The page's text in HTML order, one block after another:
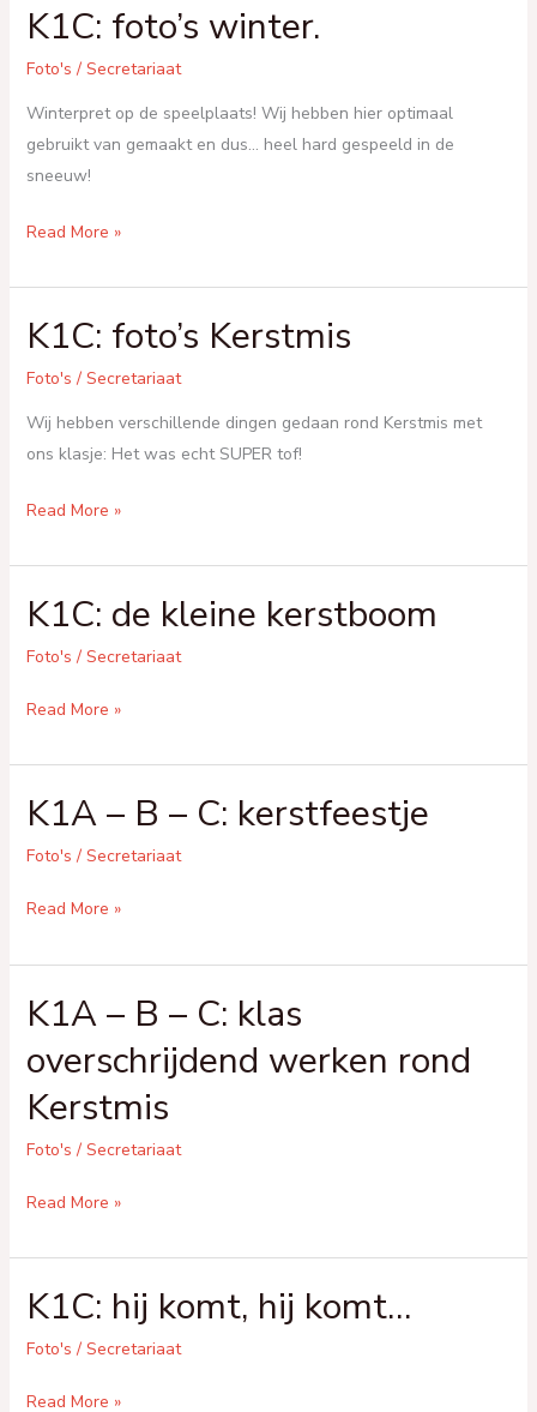
mij
niet
zo
lekker.
K1C: foto’s winter.
Foto's / Secretariaat
Winterpret op de speelplaats! Wij hebben hier optimaal
gebruikt van gemaakt en dus… heel hard gespeeld in de
sneeuw!
K1C:
winter.
Read More »
K1C: foto’s Kerstmis
Foto's / Secretariaat
Wij hebben verschillende dingen gedaan rond Kerstmis met
ons klasje: Het was echt SUPER tof!
K1C:
Kerstmis
Read More »
K1C: de kleine kerstboom
Foto's / Secretariaat
K1C:
kleine
kerstboom
Read More »
K1A – B – C: kerstfeestje
Foto's / Secretariaat
K1A
B
–
C:
kerstfeestje
Read More »
K1A – B – C: klas
overschrijdend werken rond
Kerstmis
Foto's / Secretariaat
K1A
B
–
C:
klas
Read More »
K1C: hij komt, hij komt…
Foto's / Secretariaat
K1C:
Read More »